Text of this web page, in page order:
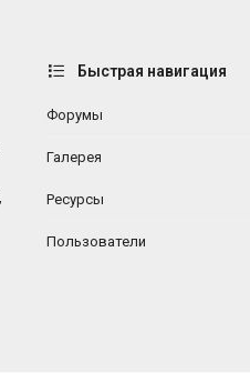
Быстрая навигация
Форумы
Галерея
Ресурсы
Пользователи